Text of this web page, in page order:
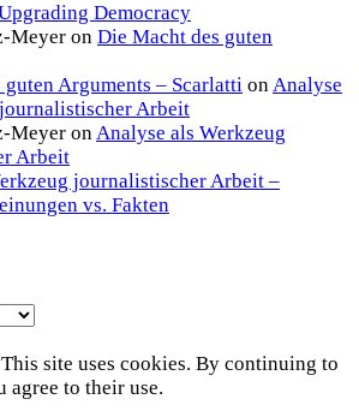
Democracy
Meyer on Die Macht des guten
Arguments – Scarlatti onAnalyse
Arbeit
Meyer onAnalyse als Werkzeug
Arbeit
journalistischer Arbeit –
vs. Fakten
site uses cookies. By continuing to
agree to their use.